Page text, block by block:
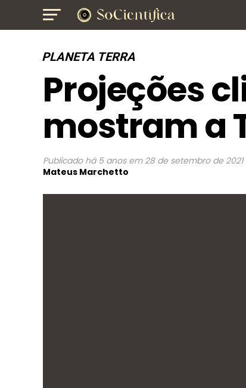
PLANETA TERRA
Projeções
mostram a
Publicado há 5 anos em 28 de setembro de 2021
Mateus Marchetto